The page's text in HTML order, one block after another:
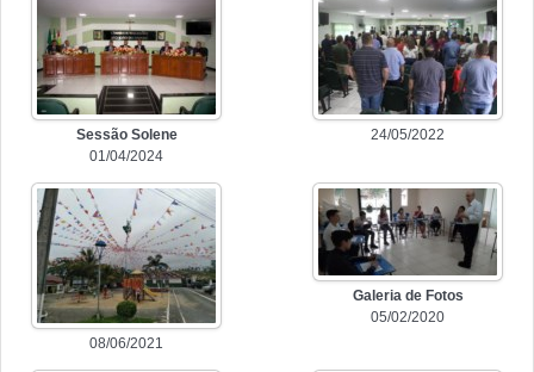
Sessão Solene
01/04/2024
24/05/2022
08/06/2021
Galeria de Fotos
05/02/2020